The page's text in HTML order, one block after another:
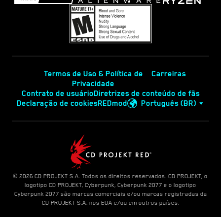
Termos de Uso & Política de
Privacidade
Carreiras
Contrato de usuárioDiretrizes de conteúdo de fãs
Declaração de cookiesREDmod Português (BR)
© 2026 CD PROJEKT S.A. Todos os direitos reservados. CD PROJEKT, o
logotipo CD PROJEKT, Cyberpunk, Cyberpunk 2077 e o logotipo
Cyberpunk 2077 são marcas comerciais e/ou marcas registradas da
CD PROJEKT S.A. nos EUA e/ou em outros países.